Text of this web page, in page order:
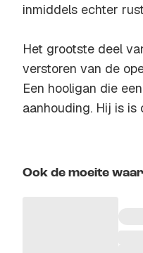
inmiddels echter
Het grootste deel
verstoren van de
Een hooligan die
aanhouding. Hij is
Ook de moeite